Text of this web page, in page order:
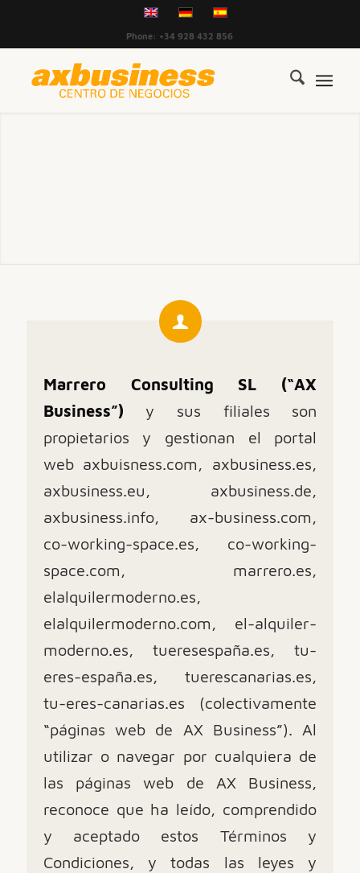
Phone: +34 928 432 856
Términos y
Marrero Consulting SL (“AX
Business”) y sus filiales son
propietarios y gestionan el portal
web axbuisness.com, axbusiness.es,
axbusiness.eu, axbusiness.de,
axbusiness.info, ax-business.com,
co-working-space.es, co-working-
space.com, marrero.es,
elalquilermoderno.es,
elalquilermoderno.com, el-alquiler-
moderno.es, tueresespaña.es, tu-
eres-españa.es, tuerescanarias.es,
tu-eres-canarias.es (colectivamente
“páginas web de AX Business”). Al
utilizar o navegar por cualquiera de
las páginas web de AX Business,
reconoce que ha leído, comprendido
y aceptado estos Términos y
Condiciones, y todas las leyes y